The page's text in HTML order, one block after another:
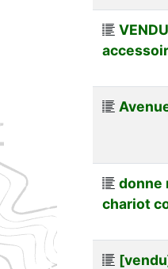
donne
chariot